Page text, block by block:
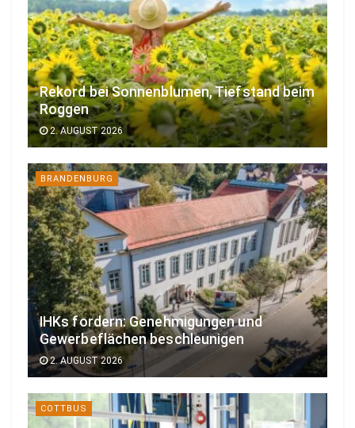
Rekord bei Sonnenblumen, Tiefstand beim
Roggen
2. AUGUST 2026
BRANDENBURG
IHKs fordern: Genehmigungen und
Gewerbeflächen beschleunigen
2. AUGUST 2026
COTTBUS